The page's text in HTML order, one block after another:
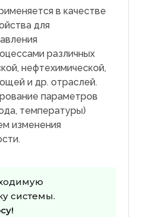
в качестве
для
различных
нефтехимической,
и др. отраслей.
параметров
температуры)
изменения
системы.